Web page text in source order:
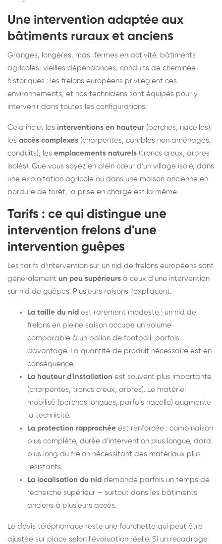
Une intervention adaptée aux
bâtiments ruraux et anciens
Granges, longères, mas, fermes en activité, bâtiments
agricoles, vieilles dépendances, conduits de cheminée
historiques : les frelons européens privilégient ces
environnements, et nos techniciens sont équipés pour y
intervenir dans toutes les configurations.
Cela inclut les interventions en hauteur (perches, nacelles),
les accès complexes (charpentes, combles non aménagés,
conduits), les emplacements naturels (troncs creux, arbres
isolés). Que vous soyez en plein cœur d'un village isolé, dans
une exploitation agricole ou dans une maison ancienne en
bordure de forêt, la prise en charge est la même.
Tarifs : ce qui distingue une
intervention frelons d'une
intervention guêpes
Les tarifs d'intervention sur un nid de frelons européens sont
généralement un peu supérieurs à ceux d'une intervention
sur nid de guêpes. Plusieurs raisons l'expliquent.
La taille du nid est rarement modeste : un nid de
frelons en pleine saison occupe un volume
comparable à un ballon de football, parfois
davantage. La quantité de produit nécessaire est en
conséquence.
La hauteur d'installation est souvent plus importante
(charpentes, troncs creux, arbres). Le matériel
mobilisé (perches longues, parfois nacelle) augmente
la technicité.
La protection rapprochée est renforcée : combinaison
plus complète, durée d'intervention plus longue, dard
plus long du frelon nécessitant des matériaux plus
résistants.
La localisation du nid demande parfois un temps de
recherche supérieur — surtout dans les bâtiments
anciens à plusieurs accès.
Le devis téléphonique reste une fourchette qui peut être
ajustée sur place selon l'évaluation réelle. Si un recadrage